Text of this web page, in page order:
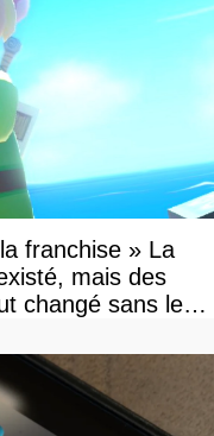
franchise » La
mais des
changé sans le